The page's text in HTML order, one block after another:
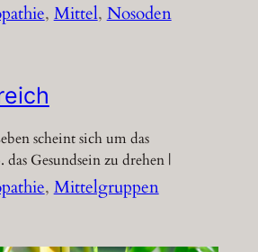
, Mittel, Nosoden
scheint sich um das
Gesundsein zu drehen |
, Mittelgruppen